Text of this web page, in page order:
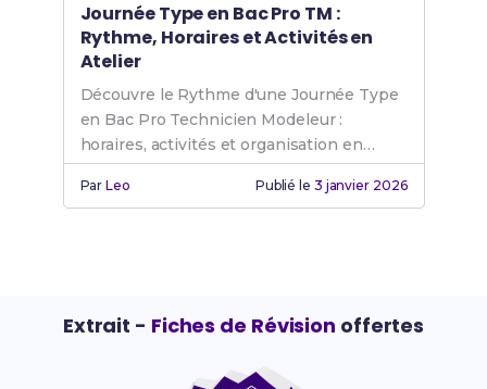
Journée Type en Bac Pro TM :
Rythme, Horaires et Activités en
Atelier
Découvre le Rythme d'une Journée Type
en Bac Pro Technicien Modeleur :
horaires, activités et organisation en
atelier pour bien te préparer.
ParLeo Publié le 3 janvier 2026
Extrait - Fiches de Révision offertes